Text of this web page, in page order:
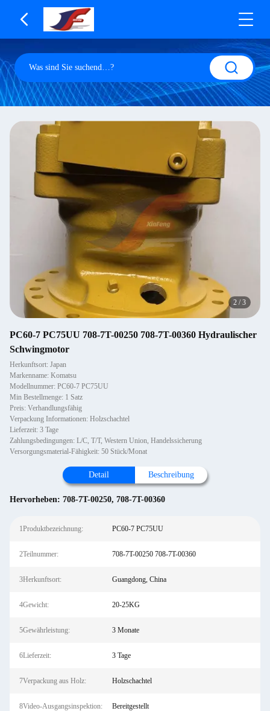
2 /3
PC60-7 PC75UU 708-7T-00250 708-7T-00360 Hydraulischer
Schwingmotor
Herkunftsort: Japan
Markenname: Komatsu
Modellnummer: PC60-7 PC75UU
Min Bestellmenge: 1 Satz
Preis: Verhandlungsfähig
Verpackung Informationen: Holzschachtel
Lieferzeit: 3 Tage
Zahlungsbedingungen: L/C, T/T, Western Union, Handelssicherung
Versorgungsmaterial-Fähigkeit: 50 Stück/Monat
Detail Beschreibung
Hervorheben: 708-7T-00250, 708-7T-00360
1Produktbezeichnung: PC60-7 PC75UU
2Teilnummer: 708-7T-00250 708-7T-00360
3Herkunftsort: Guangdong, China
4Gewicht: 20-25KG
5Gewährleistung: 3 Monate
6Lieferzeit: 3 Tage
7Verpackung aus Holz: Holzschachtel
8Video-Ausgangsinspektion: Bereitgestellt